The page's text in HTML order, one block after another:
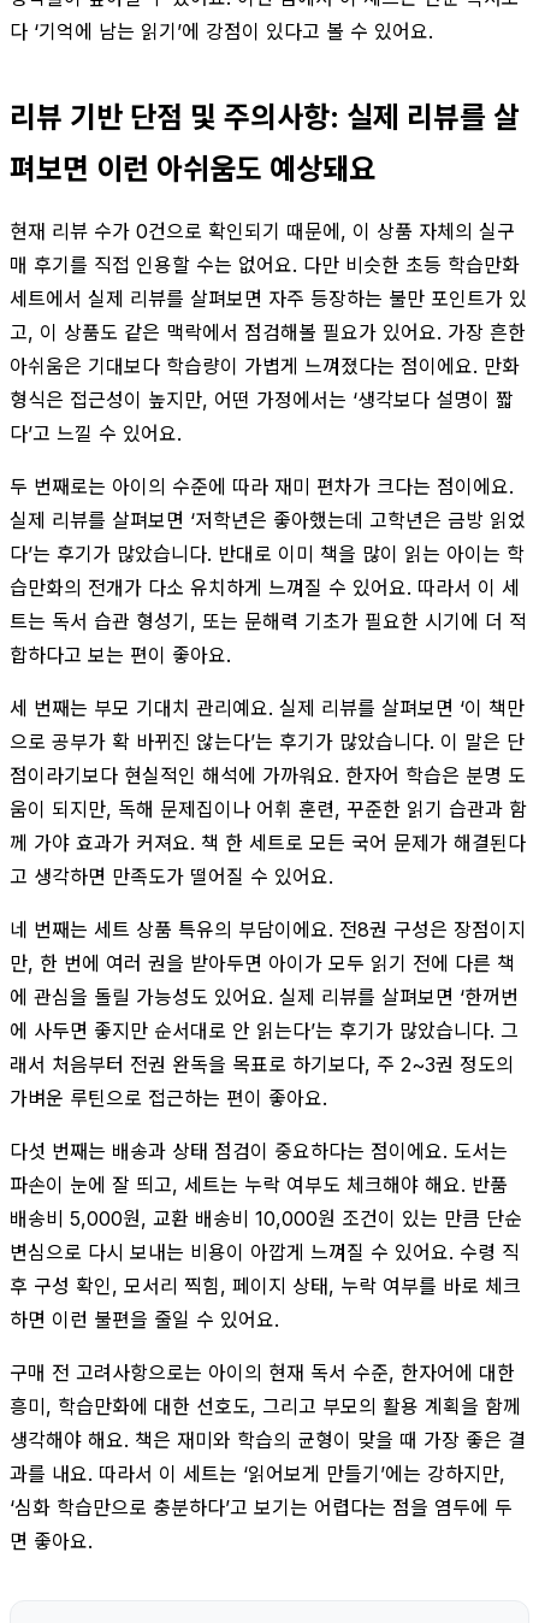
다 ‘기억에 남는 읽기’에 강점이 있다고 볼 수 있어요.
리뷰 기반 단점 및 주의사항: 실제 리뷰를 살
펴보면 이런 아쉬움도 예상돼요
현재 리뷰 수가 0건으로 확인되기 때문에, 이 상품 자체의 실구
매 후기를 직접 인용할 수는 없어요. 다만 비슷한 초등 학습만화
세트에서 실제 리뷰를 살펴보면 자주 등장하는 불만 포인트가 있
고, 이 상품도 같은 맥락에서 점검해볼 필요가 있어요. 가장 흔한
아쉬움은 기대보다 학습량이 가볍게 느껴졌다는 점이에요. 만화
형식은 접근성이 높지만, 어떤 가정에서는 ‘생각보다 설명이 짧
다’고 느낄 수 있어요.
두 번째로는 아이의 수준에 따라 재미 편차가 크다는 점이에요.
실제 리뷰를 살펴보면 ‘저학년은 좋아했는데 고학년은 금방 읽었
다’는 후기가 많았습니다. 반대로 이미 책을 많이 읽는 아이는 학
습만화의 전개가 다소 유치하게 느껴질 수 있어요. 따라서 이 세
트는 독서 습관 형성기, 또는 문해력 기초가 필요한 시기에 더 적
합하다고 보는 편이 좋아요.
세 번째는 부모 기대치 관리예요. 실제 리뷰를 살펴보면 ‘이 책만
으로 공부가 확 바뀌진 않는다’는 후기가 많았습니다. 이 말은 단
점이라기보다 현실적인 해석에 가까워요. 한자어 학습은 분명 도
움이 되지만, 독해 문제집이나 어휘 훈련, 꾸준한 읽기 습관과 함
께 가야 효과가 커져요. 책 한 세트로 모든 국어 문제가 해결된다
고 생각하면 만족도가 떨어질 수 있어요.
네 번째는 세트 상품 특유의 부담이에요. 전8권 구성은 장점이지
만, 한 번에 여러 권을 받아두면 아이가 모두 읽기 전에 다른 책
에 관심을 돌릴 가능성도 있어요. 실제 리뷰를 살펴보면 ‘한꺼번
에 사두면 좋지만 순서대로 안 읽는다’는 후기가 많았습니다. 그
래서 처음부터 전권 완독을 목표로 하기보다, 주 2~3권 정도의
가벼운 루틴으로 접근하는 편이 좋아요.
다섯 번째는 배송과 상태 점검이 중요하다는 점이에요. 도서는
파손이 눈에 잘 띄고, 세트는 누락 여부도 체크해야 해요. 반품
배송비 5,000원, 교환 배송비 10,000원 조건이 있는 만큼 단순
변심으로 다시 보내는 비용이 아깝게 느껴질 수 있어요. 수령 직
후 구성 확인, 모서리 찍힘, 페이지 상태, 누락 여부를 바로 체크
하면 이런 불편을 줄일 수 있어요.
구매 전 고려사항으로는 아이의 현재 독서 수준, 한자어에 대한
흥미, 학습만화에 대한 선호도, 그리고 부모의 활용 계획을 함께
생각해야 해요. 책은 재미와 학습의 균형이 맞을 때 가장 좋은 결
과를 내요. 따라서 이 세트는 ‘읽어보게 만들기’에는 강하지만,
‘심화 학습만으로 충분하다’고 보기는 어렵다는 점을 염두에 두
면 좋아요.